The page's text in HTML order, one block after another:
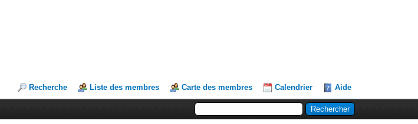
Recherche Liste des membres Carte des membres Calendrier Aide